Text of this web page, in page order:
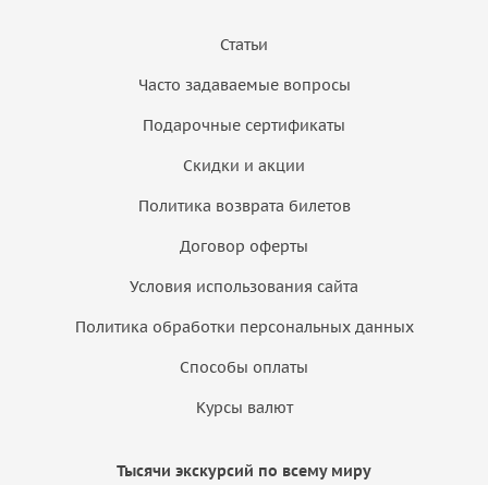
Статьи
Часто задаваемые вопросы
Подарочные сертификаты
Скидки и акции
Политика возврата билетов
Договор оферты
Условия использования сайта
Политика обработки персональных данных
Способы оплаты
Курсы валют
Тысячи экскурсий по всему миру